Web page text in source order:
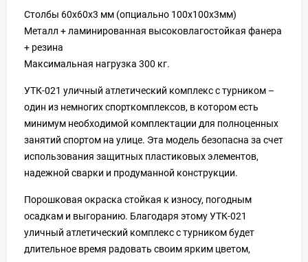
Столбы 60х60х3 мм (опциально 100х100х3мм)
Металл + ламинированная высоковлагостойкая фанера
+ резина
Максимальная нагрузка 300 кг.
УТК-021 уличный атлетический комплекс с турником –
один из немногих спорткомплексов, в котором есть
минимум необходимой комплектации для полноценных
занятий спортом на улице. Эта модель безопасна за счет
использования защитных пластиковых элементов,
надежной сварки и продуманной конструкции.
Порошковая окраска стойкая к износу, погодным
осадкам и выгоранию. Благодаря этому УТК-021
уличный атлетический комплекс с турником будет
длительное время радовать своим ярким цветом,